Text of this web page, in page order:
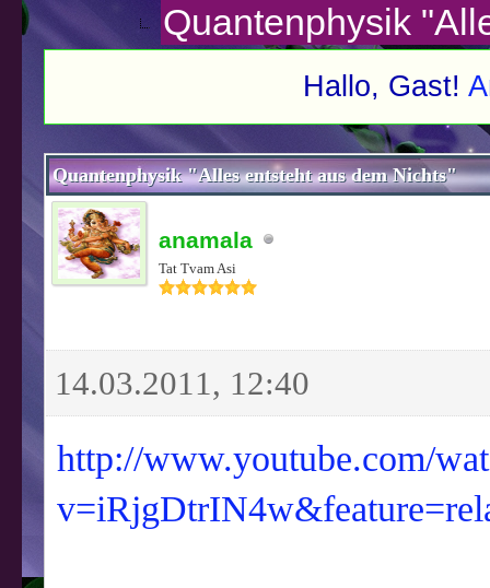
Quantenphysik
Hallo, Gast!
Quantenphysik "Alles entsteht aus dem Nichts"
anamala
Tat Tvam Asi
14.03.2011, 12:40
http://www.youtube.com/